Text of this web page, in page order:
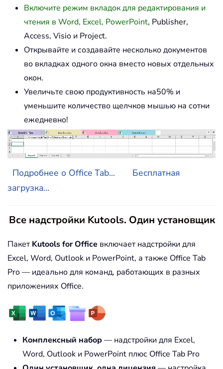
Включите режим вкладок для редактирования и
чтения в Word, Excel, PowerPoint, Publisher,
Access, Visio и Project.
Открывайте и создавайте несколько документов
во вкладках одного окна вместо новых отдельных
окон.
Увеличьте свою продуктивность на50% и
уменьшите количество щелчков мышью на сотни
ежедневно!
Подробнее о Office Tab...
Бесплатная
загрузка...
Все надстройки Kutools. Один установщик
Пакет Kutools for Office включает надстройки для
Excel, Word, Outlook и PowerPoint, а также Office Tab
Pro — идеально для команд, работающих в разных
приложениях Office.
Комплексный набор — надстройки для Excel,
Word, Outlook и PowerPoint плюс Office Tab Pro